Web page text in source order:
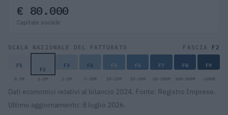
€ 80.000
Capitale sociale
SCALA NAZIONALE DEL FATTURATO FASCIA F2
F1 F2 F3 F4 F5 F6 F7 F8 F9
0-1M 1-2M 2-5M 5-10M 10-25M 25-50M 50-100M 100-500M >500M
Dati economici relativi al bilancio 2024. Fonte: Registro Imprese.
Ultimo aggiornamento: 8 luglio 2026.